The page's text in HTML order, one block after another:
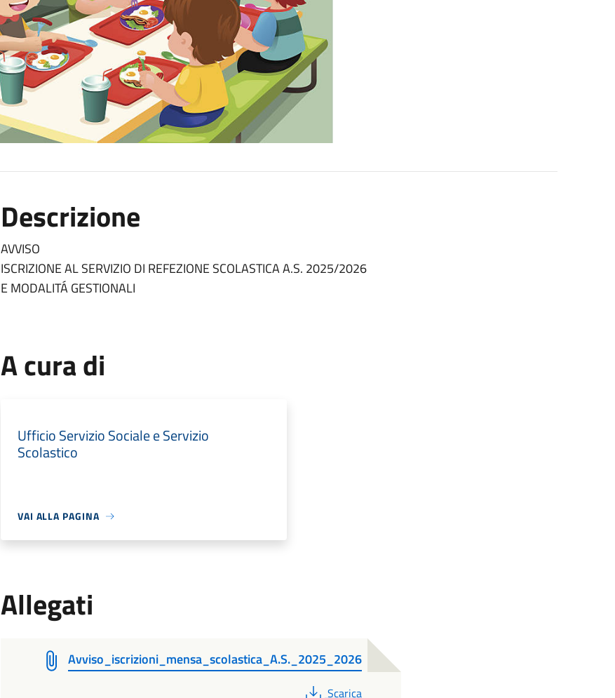
Descrizione
AVVISO
ISCRIZIONE AL SERVIZIO DI REFEZIONE SCOLASTICA A.S. 2025/2026
E MODALITÁ GESTIONALI
A cura di
Ufficio Servizio Sociale e Servizio
Scolastico
VAI ALLA PAGINA
Allegati
Avviso_iscrizioni_mensa_scolastica_A.S._2025_2026
PDF
Scarica